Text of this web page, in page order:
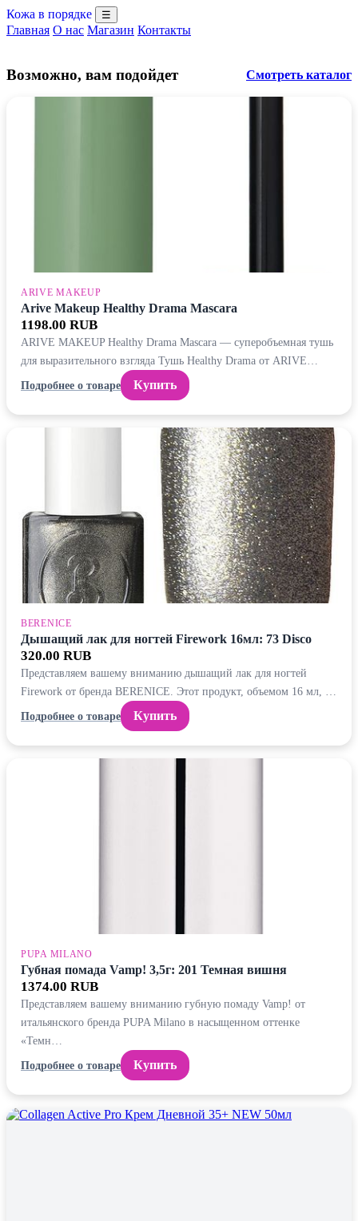
Кожа в порядке ☰
Главная О нас Магазин Контакты
Возможно, вам подойдет Смотреть каталог
ARIVE MAKEUP
Arive Makeup Healthy Drama Mascara
1198.00 RUB
ARIVE MAKEUP Healthy Drama Mascara — суперобъемная тушь
для выразительного взгляда Тушь Healthy Drama от ARIVE…
Подробнее о товаре
Купить
BERENICE
Дышащий лак для ногтей Firework 16мл: 73 Disco
320.00 RUB
Представляем вашему вниманию дышащий лак для ногтей
Firework от бренда BERENICE. Этот продукт, объемом 16 мл, …
Подробнее о товаре
Купить
PUPA MILANO
Губная помада Vamp! 3,5г: 201 Темная вишня
1374.00 RUB
Представляем вашему вниманию губную помаду Vamp! от
итальянского бренда PUPA Milano в насыщенном оттенке
«Темн…
Подробнее о товаре
Купить